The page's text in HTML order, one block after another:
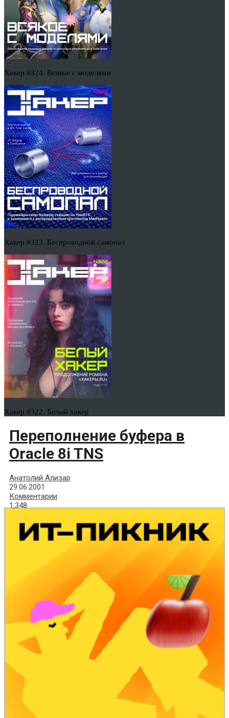
Хакер #324. Всякое с моделями
Хакер #323. Беспроводной самопал
Хакер #322. Белый хакер
Переполнение буфера в
Oracle 8i TNS
Анатолий Ализар
29.06.2001
Комментарии
1,348